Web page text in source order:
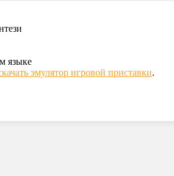
языке
эмулятор игровой приставки.